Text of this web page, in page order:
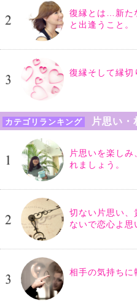
復縁とは…新た
と出逢うこと。
復縁そして縁切
カテゴリランキング 片思い・
片思いを楽しみ
れましょう。
切ない片思い、
ないで恋心よ思
相手の気持ちに